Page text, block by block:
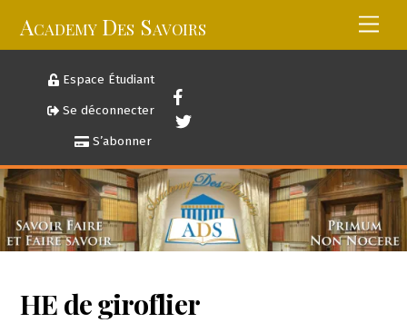
Academy Des Savoirs
Espace Étudiant
Se déconnecter
S’abonner
HE de giroflier